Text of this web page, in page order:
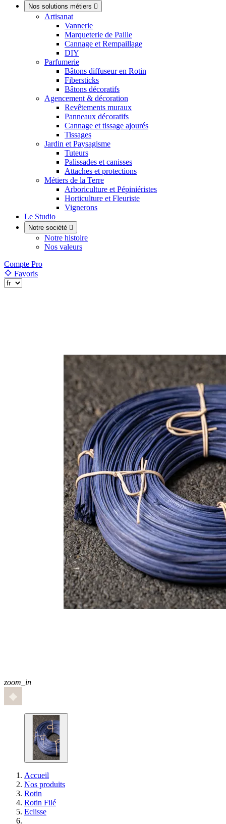
Nos solutions métiers 
Artisanat
Vannerie
Marqueterie de Paille
Cannage et Rempaillage
DIY
Parfumerie
Bâtons diffuseur en Rotin
Fibersticks
Bâtons décoratifs
Agencement & décoration
Revêtements muraux
Panneaux décoratifs
Cannage et tissage ajourés
Tissages
Jardin et Paysagisme
Tuteurs
Palissades et canisses
Attaches et protections
Métiers de la Terre
Arboriculture et Pépiniéristes
Horticulture et Fleuriste
Vignerons
Le Studio
Notre société 
Notre histoire
Nos valeurs
Compte Pro
Favoris
zoom_in
Accueil
Nos produits
Rotin
Rotin Filé
Eclisse